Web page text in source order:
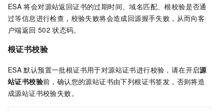
ESA 将会对源站返回证书的过期时间、域名匹配、根校验是否通
过等信息进行检查，校验失败将会造成回源握手失败，从而向客
户端返回 502 状态码。
根证书校验
ESA 默认预置一批根证书用于对源站证书进行校验，请在开启源
站证书校验前，确认您的源站证书由下列根证书签发，否则将造
成源站证书校验失败。